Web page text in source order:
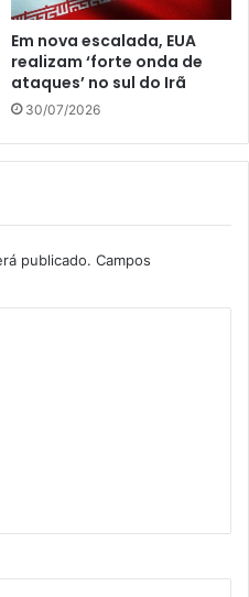
Em nova escalada, EUA
realizam ‘forte onda de
ataques’ no sul do Irã
30/07/2026
publicado. Campos